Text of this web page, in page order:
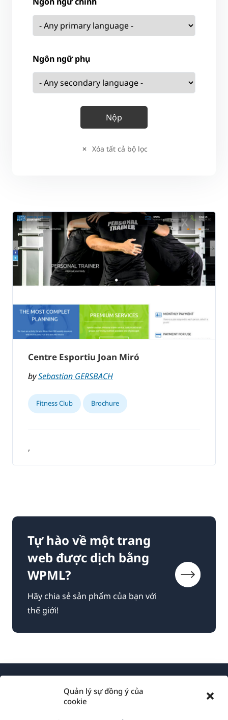
Quản lý sự đồng ý của
cookie
Ngôn ngữ phụ
Xóa tất cả bộ lọc
Centre Esportiu Joan Miró
bySebastian GERSBACH
Fitness Club Brochure
,
Tự hào về một trang
web được dịch bằng
WPML?
Hãy chia sẻ sản phẩm của bạn với
thế giới!